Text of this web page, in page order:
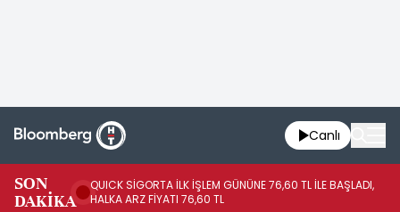
Canlı
SON
DAKİKA
QUICK SİGORTA İLK İŞLEM GÜNÜNE 76,60 TL İLE BAŞLADI,
HALKA ARZ FİYATI 76,60 TL